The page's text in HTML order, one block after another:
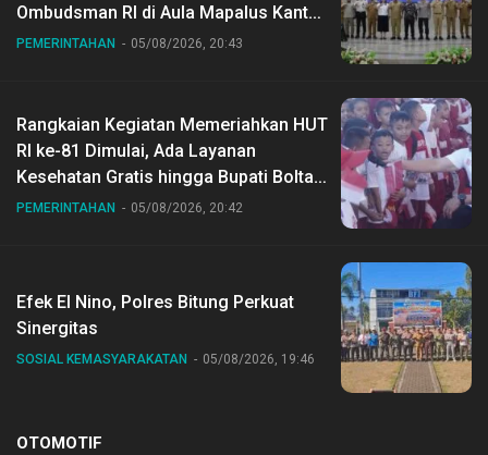
Ombudsman RI di Aula Mapalus Kantur
Gubernur Sulut
PEMERINTAHAN 05/08/2026, 20:43
Rangkaian Kegiatan Memeriahkan HUT
RI ke-81 Dimulai, Ada Layanan
Kesehatan Gratis hingga Bupati Boltara
Dr Sirajudin Lasena Ikut Jalan Sehat
PEMERINTAHAN 05/08/2026, 20:42
Efek El Nino, Polres Bitung Perkuat
Sinergitas
SOSIAL KEMASYARAKATAN 05/08/2026, 19:46
OTOMOTIF